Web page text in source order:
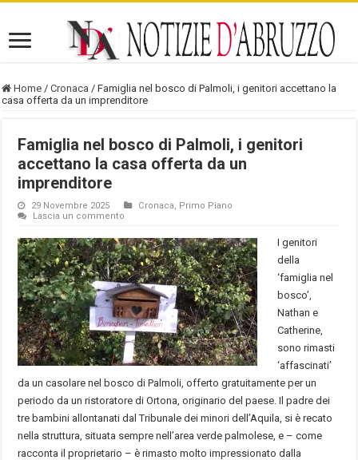
Home / Cronaca / Famiglia nel bosco di Palmoli, i genitori accettano la
casa offerta da un imprenditore
Famiglia nel bosco di Palmoli, i genitori
accettano la casa offerta da un
imprenditore
29 Novembre 2025 Cronaca, Primo Piano
Lascia un commento
I genitori
della
‘famiglia nel
bosco’,
Nathan e
Catherine,
sono rimasti
‘affascinati’
da un casolare nel bosco di Palmoli, offerto gratuitamente per un
periodo da un ristoratore di Ortona, originario del paese. Il padre dei
tre bambini allontanati dal Tribunale dei minori dell’Aquila, si è recato
nella struttura, situata sempre nell’area verde palmolese, e – come
racconta il proprietario – è rimasto molto impressionato dalla